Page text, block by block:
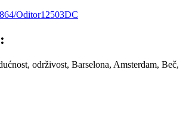
Oditor12503DC
održivost, Barselona, Amsterdam, Beč,